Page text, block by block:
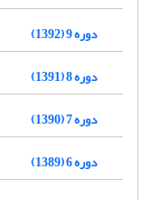
دوره 9 (1392)
دوره 8 (1391)
دوره 7 (1390)
دوره 6 (1389)